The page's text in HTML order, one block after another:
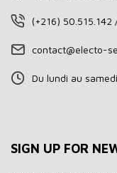
(+216) 50.515.142
contact@electo-
Du lundi au
SIGN UP FOR